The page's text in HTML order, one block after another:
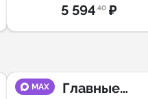
5 594.40 ₽
MAX
Главные